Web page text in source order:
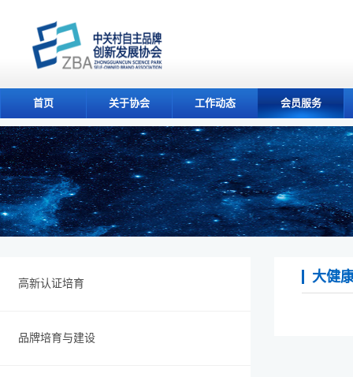
首页 关于协会 工作动态 会员服务
高新认证培育
品牌培育与建设
大健